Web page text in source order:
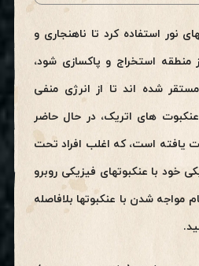
نور استفاده کرد تا ناهنجاری و
منطقه استخراج و پاکسازی شود،
شده اند تا از انرژی منفی
عنکبوت های اتریک، در حال حاضر
یافته است، که اغلب افراد تحت
خود با عنکبوتهای فیزیکی روبرو
شدن با عنکبوتها بلافاصله